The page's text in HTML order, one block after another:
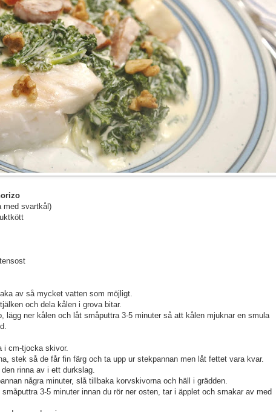
med svartkål)
av så mycket vatten som möjligt.
och dela kålen i grova bitar.
lägg ner kålen och låt småputtra 3-5 minuter så att kålen mjuknar en smula
i cm-tjocka skivor.
stek så de får fin färg och ta upp ur stekpannan men låt fettet vara kvar.
rinna av i ett durkslag.
några minuter, slå tillbaka korvskivorna och häll i grädden.
småputtra 3-5 minuter innan du rör ner osten, tar i äpplet och smakar av med